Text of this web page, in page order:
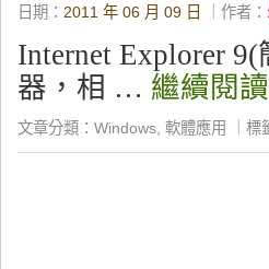
日期： 2011 年 06 月 09 日 ｜作者：
Internet Explorer
器，相 … 繼續閱讀
文章分類： Windows 軟體應用 標